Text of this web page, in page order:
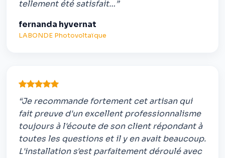
tellement été satisfait…”
fernanda hyvernat
LABONDE Photovoltaïque
“Je recommande fortement cet artisan qui
fait preuve d'un excellent professionnalisme
toujours à l'écoute de son client répondant à
toutes les questions et il y en avait beaucoup.
L'installation s'est parfaitement déroulé avec